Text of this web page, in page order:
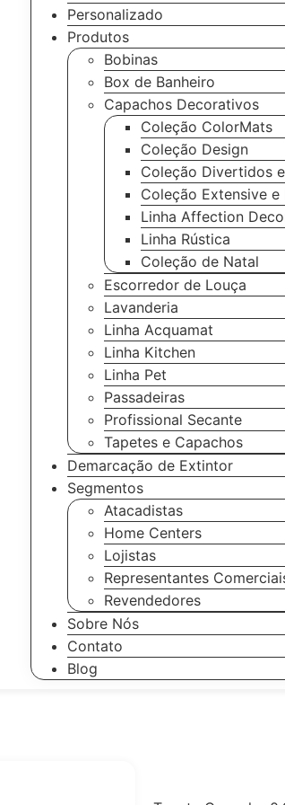
Personalizado
Produtos
Bobinas
Box de Banheiro
Capachos Decorativos
Coleção ColorMats
Coleção Design
Coleção Divertidos
Coleção Extensive e
Linha Affection
Linha Rústica
Coleção de Natal
Escorredor de Louça
Lavanderia
Linha Acquamat
Linha Kitchen
Linha Pet
Passadeiras
Profissional Secante
Tapetes e Capachos
Demarcação de Extintor
Segmentos
Atacadistas
Home Centers
Lojistas
Representantes
Revendedores
Sobre Nós
Contato
Blog